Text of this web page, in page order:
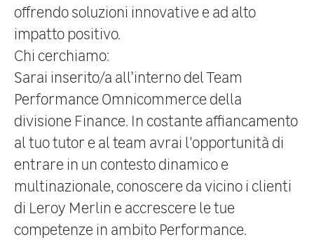
offrendo soluzioni innovative e ad alto
impatto positivo.
Chi cerchiamo:
Sarai inserito/a all’interno del Team
Performance Omnicommerce della
divisione Finance. In costante affiancamento
al tuo tutor e al team avrai l'opportunità di
entrare in un contesto dinamico e
multinazionale, conoscere da vicino i clienti
di Leroy Merlin e accrescere le tue
competenze in ambito Performance.